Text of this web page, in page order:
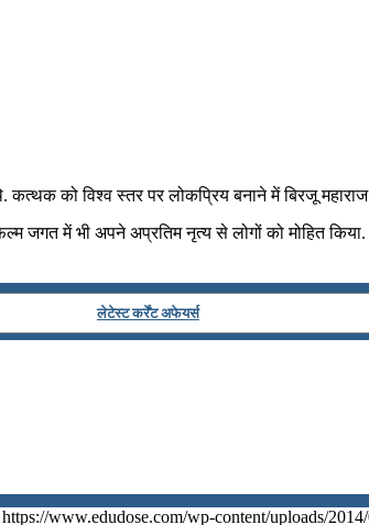
को विश्व स्तर पर लोकप्रिय बनाने में बिरजू महाराज
जगत में भी अपने अप्रतिम नृत्य से लोगों को मोहित
लेटेस्ट कर्रेंट अफेयर्स
https://www.edudose.com/wp-content/uploads/